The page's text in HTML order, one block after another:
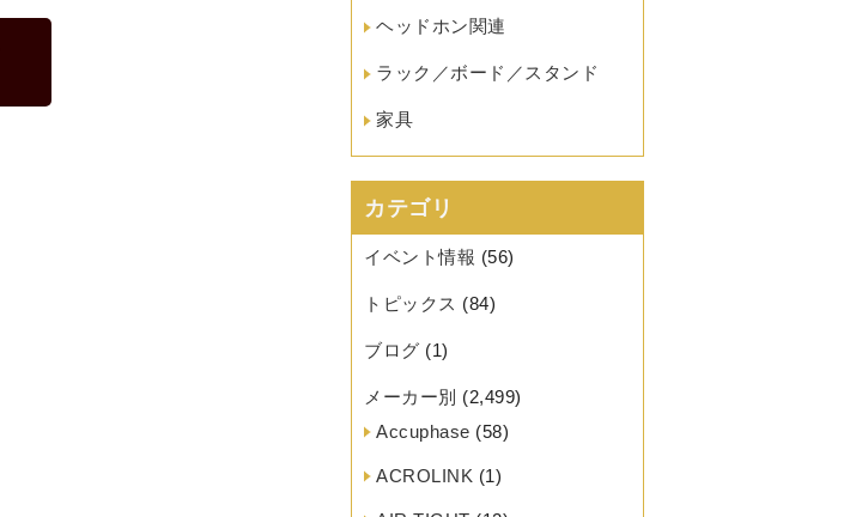
ヘッドホン関連
ラック／ボード／スタンド
家具
カテゴリ
イベント情報 (56)
トピックス (84)
ブログ (1)
メーカー別 (2,499)
Accuphase (58)
ACROLINK (1)